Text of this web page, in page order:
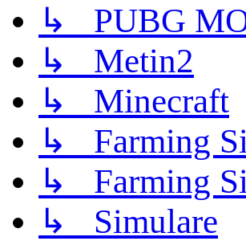
↳ PUBG
↳ Metin2
↳ Minecraft
↳ Farming
↳ Farming
↳ Simulare